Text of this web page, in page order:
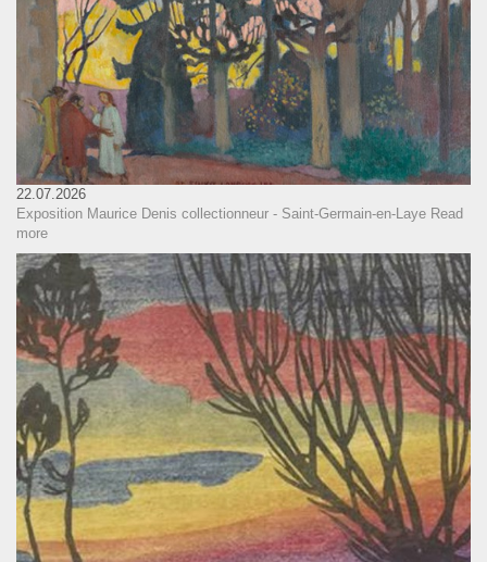
22.07.2026
Exposition Maurice Denis collectionneur - Saint-Germain-en-Laye Read
more